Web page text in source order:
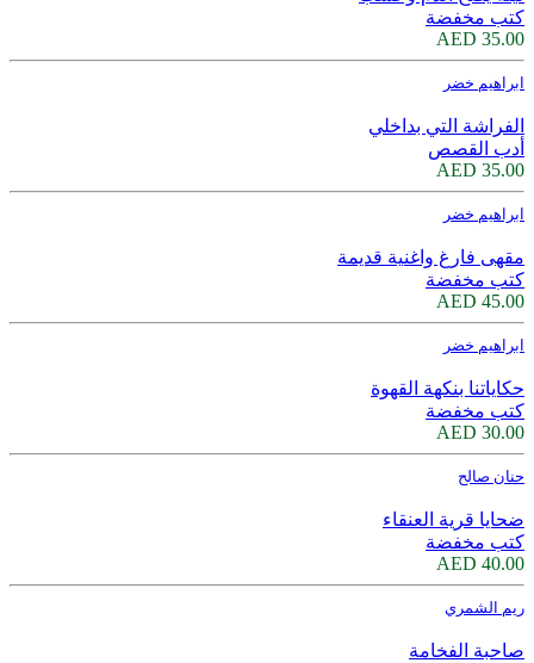
كتب مخفضة
35.00 AED
ابراهيم خضر
الفراشة التي بداخلي
أدب القصص
35.00 AED
ابراهيم خضر
مقهى فارغ واغنية قديمة
كتب مخفضة
45.00 AED
ابراهيم خضر
حكاياتنا بنكهة القهوة
كتب مخفضة
30.00 AED
حنان صالح
ضحايا قرية العنقاء
كتب مخفضة
40.00 AED
ريم الشمري
صاحبة الفخامة